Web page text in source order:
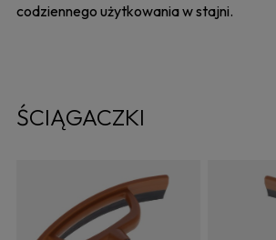
codziennego użytkowania w stajni.
ŚCIĄGACZKI